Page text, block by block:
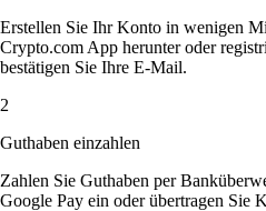
Erstellen Sie Ihr Konto in wenigen
Crypto.com App herunter oder
bestätigen Sie Ihre E-Mail.
2
Guthaben einzahlen
Zahlen Sie Guthaben per
Google Pay ein oder übertragen Sie